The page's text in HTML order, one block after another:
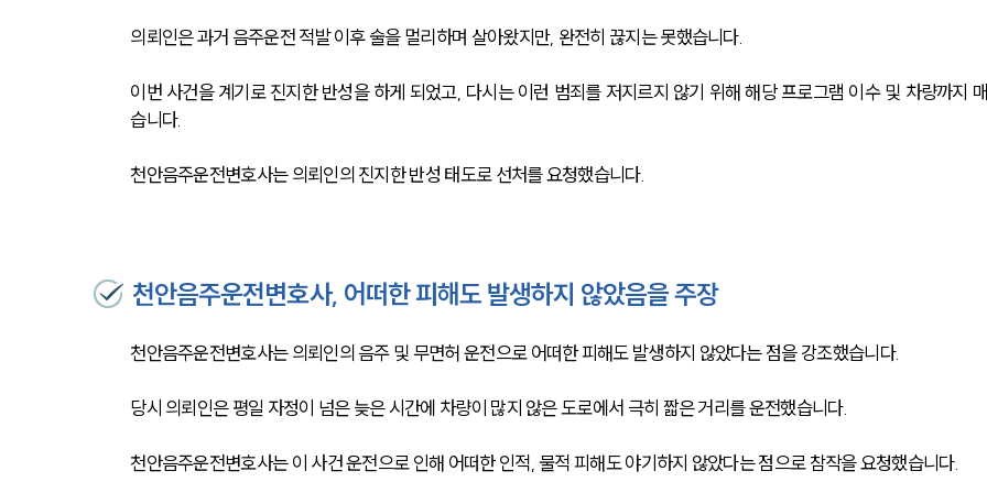
의뢰인은 과거 음주운전 적발 이후 술을 멀리하며 살아왔지만, 완전히 끊지는 못했습니다.
이번 사건을 계기로 진지한 반성을 하게 되었고, 다시는 이런 범죄를 저지르지 않기 위해 해당 프로그램 이수 및 차량까지
습니다.
천안음주운전변호사는 의뢰인의 진지한 반성 태도로 선처를 요청했습니다.
천안음주운전변호사, 어떠한 피해도 발생하지 않았음을 주장
천안음주운전변호사는 의뢰인의 음주 및 무면허 운전으로 어떠한 피해도 발생하지 않았다는 점을 강조했습니다.
당시 의뢰인은 평일 자정이 넘은 늦은 시간에 차량이 많지 않은 도로에서 극히 짧은 거리를 운전했습니다.
천안음주운전변호사는 이 사건 운전으로 인해 어떠한 인적, 물적 피해도 야기하지 않았다는 점으로 참작을 요청했습니다.